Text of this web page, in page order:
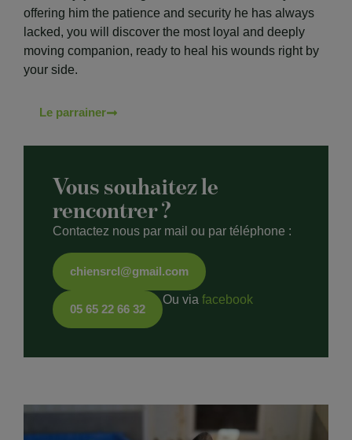
offering him the patience and security he has always
lacked, you will discover the most loyal and deeply
moving companion, ready to heal his wounds right by
your side.
Le parrainer
Vous souhaitez le
rencontrer ?
Contactez nous par mail ou par téléphone :
chiensrcl@gmail.com
05 65 22 66 32
Ou via facebook